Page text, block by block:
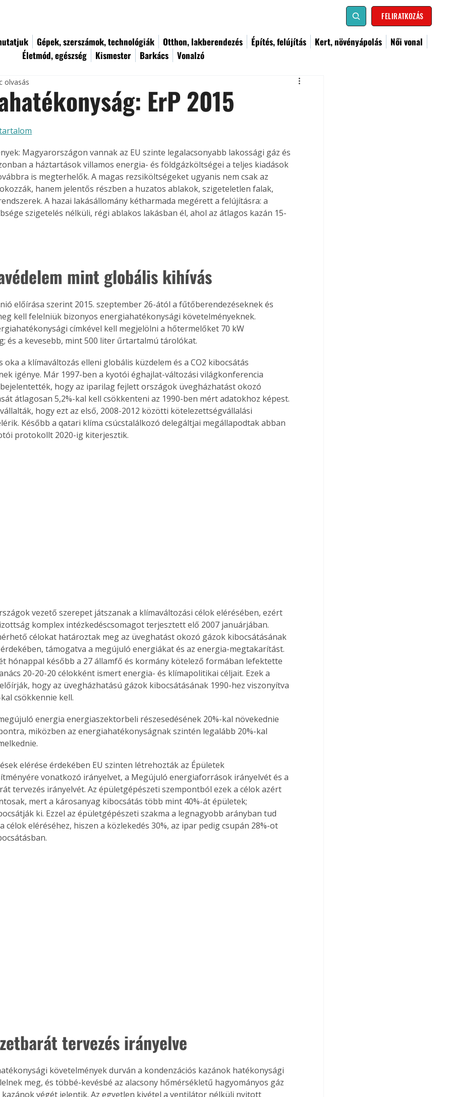
FELIRATKOZÁS
Gépek, szerszámok, technológiák Otthon, lakberendezés Építés, felújítás Kert, növényápolás
Női vonal
Életmód, egészség
Kismester Barkács Vonalzó
vagy
ErP 2015
olvasás
Magyarországon vannak az EU szinte legalacsonyabb lakossági gáz és
a háztartások villamos energia- és földgázköltségei a teljes kiadások
is megterhelők. A magas rezsiköltségeket ugyanis nem csak az
hanem jelentős részben a huzatos ablakok, szigeteletlen falak,
A hazai lakásállomány kétharmada megérett a felújításra: a
szigetelés nélküli, régi ablakos lakásban él, ahol az átlagos kazán 15-
mint globális kihívás
előírása szerint 2015. szeptember 26-ától a fűtőberendezéseknek és
kell felelniük bizonyos energiahatékonysági követelményeknek.
címkével kell megjelölni a hőtermelőket 70 kW
és a kevesebb, mint 500 liter űrtartalmú tárolókat.
oka a klímaváltozás elleni globális küzdelem és a CO2 kibocsátás
igénye. Már 1997-ben a kyotói éghajlat-változási világkonferencia
hogy az iparilag fejlett országok üvegházhatást okozó
átlagosan 5,2%-kal kell csökkenteni az 1990-ben mért adatokhoz képest.
hogy ezt az első, 2008-2012 közötti kötelezettségvállalási
Később a qatari klíma csúcstalálkozó delegáltjai megállapodtak abban
protokollt 2020-ig kiterjesztik.
vezető szerepet játszanak a klímaváltozási célok elérésében, ezért
komplex intézkedéscsomagot terjesztett elő 2007 januárjában.
célokat határoztak meg az üveghatást okozó gázok kibocsátásának
támogatva a megújuló energiákat és az energia-megtakarítást.
hónappal később a 27 államfő és kormány kötelező formában lefektette
20-20-20 célokként ismert energia- és klímapolitikai céljait. Ezek a
hogy az üvegházhatású gázok kibocsátásának 1990-hez viszonyítva
csökkennie kell.
energia energiaszektorbeli részesedésének 20%-kal növekednie
miközben az energiahatékonyságnak szintén legalább 20%-kal
elérése érdekében EU szinten létrehozták az Épületek
vonatkozó irányelvet, a Megújuló energiaforrások irányelvét és a
tervezés irányelvét. Az épületgépészeti szempontból ezek a célok azért
mert a károsanyag kibocsátás több mint 40%-át épületek;
ki. Ezzel az épületgépészeti szakma a legnagyobb arányban tud
célok eléréséhez, hiszen a közlekedés 30%, az ipar pedig csupán 28%-ot
tervezés irányelve
követelmények durván a kondenzációs kazánok hatékonysági
meg, és többé-kevésbé az alacsony hőmérsékletű hagyományos gáz
végét jelentik. Az egyetlen kivétel a ventilátor nélküli nyitott